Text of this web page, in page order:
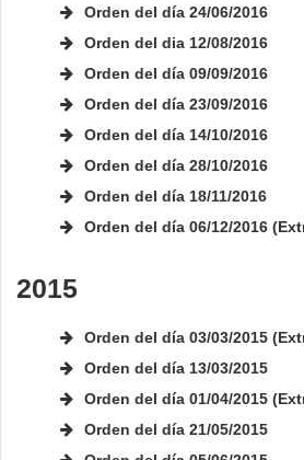
Orden del día 24/06/2016
Orden del dia 12/08/2016
Orden del día 09/09/2016
Orden del día 23/09/2016
Orden del día 14/10/2016
Orden del día 28/10/2016
Orden del día 18/11/2016
Orden del día 06/12/2016
2015
Orden del día 03/03/2015
Orden del día 13/03/2015
Orden del día 01/04/2015
Orden del día 21/05/2015